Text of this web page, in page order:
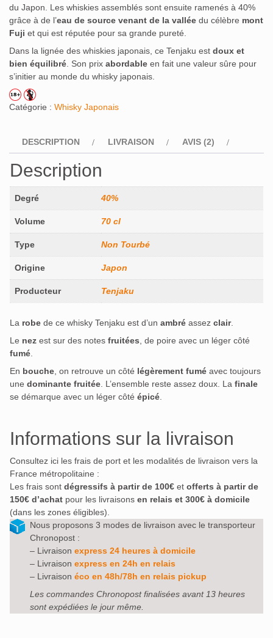
du Japon. Les whiskies assemblés sont ensuite ramenés à 40%
grâce à de l’eau de source venant de la vallée du célèbre mont
Fuji et qui est réputée pour sa grande pureté.
Dans la lignée des whiskies japonais, ce Tenjaku est doux et
bien équilibré . Son prix abordable en fait une valeur sûre pour
s’initier au monde du whisky japonais.
Catégorie : Whisky Japonais
DESCRIPTION LIVRAISON AVIS (2)
Description
Degré 40%
Volume 70 cl
Type Non Tourbé
Origine Japon
Producteur Tenjaku
La robe de ce whisky Tenjaku est d’un ambré assez clair.
Le nez est sur des notes fruitées, de poire avec un léger côté
fumé.
En bouche, on retrouve un côté légèrement fumé avec toujours
une dominante fruitée. L’ensemble reste assez doux. La finale
se démarque avec un léger côté épicé.
Informations sur la livraison
Consultez ici les frais de port et les modalités de livraison vers la
France métropolitaine :
Les frais sont dégressifs à partir de 100€ et offerts à partir de
150€ d’achat pour les livraisons en relais et 300€ à domicile
(dans les zones éligibles).
Nous proposons 3 modes de livraison avec le transporteur
Chronopost :
– Livraison express 24 heures à domicile
– Livraison express en 24h en relais
– Livraison éco en 48h/78h en relais pickup
Les commandes Chronopost finalisées avant 13 heures
sont expédiées le jour même.